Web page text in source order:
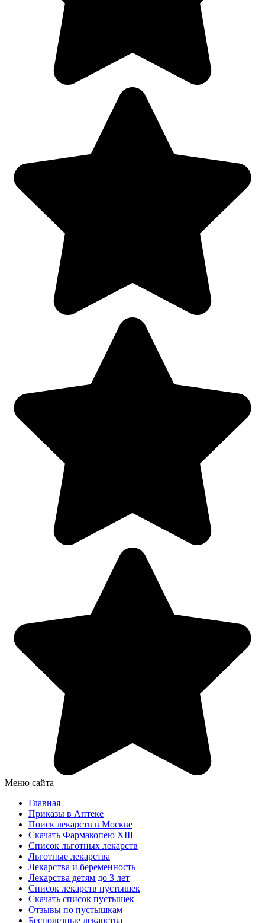
Меню сайта
Главная
Приказы в Аптеке
Поиск лекарств в Москве
Скачать Фармакопею XIII
Список льготных лекарств
Льготные лекарства
Лекарства и беременность
Лекарства детям до 3 лет
Список лекарств пустышек
Скачать список пустышек
Отзывы по пустышкам
Бесполезные лекарства